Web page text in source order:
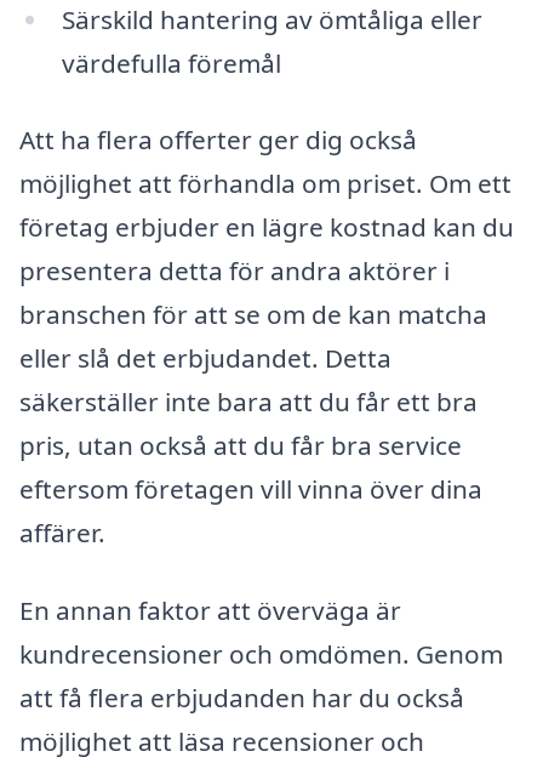
Särskild hantering av ömtåliga eller
värdefulla föremål
Att ha flera offerter ger dig också
möjlighet att förhandla om priset. Om ett
företag erbjuder en lägre kostnad kan du
presentera detta för andra aktörer i
branschen för att se om de kan matcha
eller slå det erbjudandet. Detta
säkerställer inte bara att du får ett bra
pris, utan också att du får bra service
eftersom företagen vill vinna över dina
affärer.
En annan faktor att överväga är
kundrecensioner och omdömen. Genom
att få flera erbjudanden har du också
möjlighet att läsa recensioner och